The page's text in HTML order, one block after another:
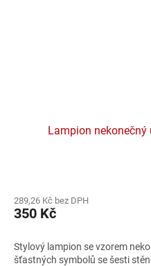
Lampion nekonečný
289,26 Kč bez DPH
350 Kč
Stylový lampion se vzorem
šťastných symbolů se šesti